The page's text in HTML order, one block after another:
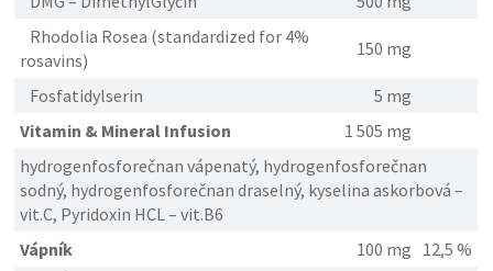
Rhodolia Rosea (standardized for 4%
rosavins)
150 mg
Fosfatidylserin
5 mg
Vitamin & Mineral Infusion
1 505 mg
hydrogenfosforečnan vápenatý, hydrogenfosforečnan
sodný, hydrogenfosforečnan draselný, kyselina askorbová –
vit.C, Pyridoxin HCL – vit.B6
Vápník
100 mg 12,5 %